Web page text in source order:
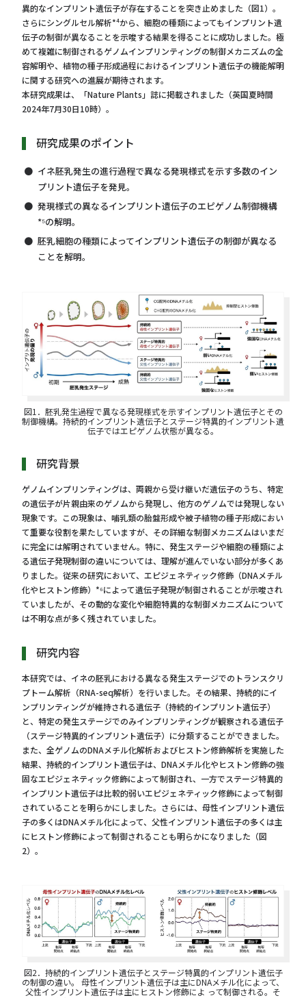
異的なインプリント遺伝子が存在することを突き止めました（図1）。
さらにシングルセル解析*⁴から、細胞の種類によってもインプリント遺
伝子の制御が異なることを示唆する結果を得ることに成功しました。極
めて複雑に制御されるゲノムインプリンティングの制御メカニズムの全
容解明や、植物の種子形成過程におけるインプリント遺伝子の機能解明
に関する研究への進展が期待されます。
本研究成果は、「Nature Plants」誌に掲載されました（英国夏時間
2024年7月30日10時）。
研究成果のポイント
イネ胚乳発生の進行過程で異なる発現様式を示す多数のイン
プリント遺伝子を発見。
発現様式の異なるインプリント遺伝子のエピゲノム制御機構
*⁵の解明。
胚乳細胞の種類によってインプリント遺伝子の制御が異なる
ことを解明。
図1．胚乳発⽣過程で異なる発現様式を⽰すインプリント遺伝⼦とその
制御機構。持続的インプリント遺伝⼦とステージ特異的インプリント遺
伝⼦ではエピゲノム状態が異なる。
研究背景
ゲノムインプリンティングは、両親から受け継いだ遺伝子のうち、特定
の遺伝子が片親由来のゲノムから発現し、他方のゲノムでは発現しない
現象です。この現象は、哺乳類の胎盤形成や被子植物の種子形成におい
て重要な役割を果たしていますが、その詳細な制御メカニズムはいまだ
に完全には解明されていません。特に、発生ステージや細胞の種類によ
る遺伝子発現制御の違いについては、理解が進んでいない部分が多くあ
りました。従来の研究において、エピジェネティック修飾（DNAメチル
化やヒストン修飾）*⁶によって遺伝子発現が制御されることが示唆され
ていましたが、その動的な変化や細胞特異的な制御メカニズムについて
は不明な点が多く残されていました。
研究内容
本研究では、イネの胚乳における異なる発生ステージでのトランスクリ
プトーム解析（RNA-seq解析）を行いました。その結果、持続的にイ
ンプリンティングが維持される遺伝子（持続的インプリント遺伝子）
と、特定の発生ステージでのみインプリンティングが観察される遺伝子
（ステージ特異的インプリント遺伝子）に分類することができました。
また、全ゲノムのDNAメチル化解析およびヒストン修飾解析を実施した
結果、持続的インプリント遺伝子は、DNAメチル化やヒストン修飾の強
固なエピジェネティック修飾によって制御され、⼀方でステージ特異的
インプリント遺伝子は比較的弱いエピジェネティック修飾によって制御
されていることを明らかにしました。さらには、母性インプリント遺伝
子の多くはDNAメチル化によって、父性インプリント遺伝子の多くは主
にヒストン修飾によって制御されることも明らかになりました（図
2）。
図2．持続的インプリント遺伝⼦とステージ特異的インプリント遺伝⼦
の制御の違い。 ⺟性インプリント遺伝⼦は主にDNAメチル化によって、
⽗性インプリント遺伝⼦は主にヒストン修飾によ って制御される。そ